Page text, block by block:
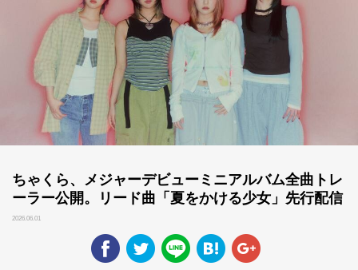
ちゃくら、メジャーデビューミニアルバム全曲トレ
ーラー公開。リード曲「夏をかける少女」先行配信
2026.06.01